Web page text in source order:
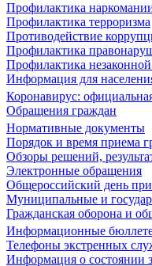
Профилактика
Профилактика терроризма
Противодействие
Профилактика
Профилактика
Информация для
Коронавирус:
Обращения граждан
Нормативные документы
Порядок и время приема
Обзоры решений,
Электронные обращения
Общероссийский день
Муниципальные и
Гражданская оборона и
Информационные
Телефоны экстренных
Информация о состоянии